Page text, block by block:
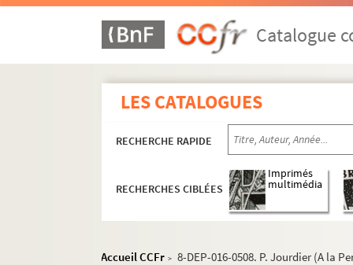
Catalogue
LES CATALOGUES
RECHERCHE RAPIDE
RECHERCHES CIBLÉES
Imprimés
multimédia
Accueil CCFr > 8-DEP-016-0508. P. Jourdier (A la